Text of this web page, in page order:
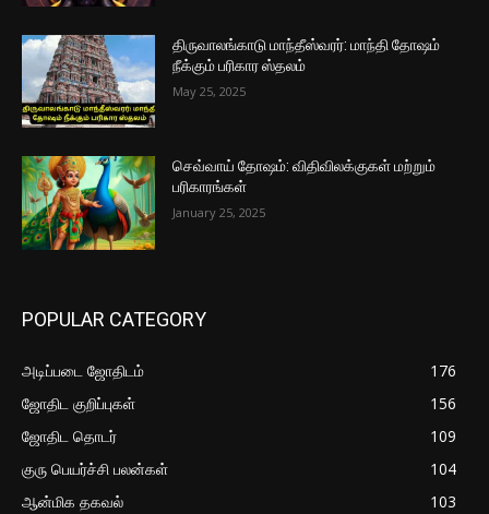
திருவாலங்காடு மாந்தீஸ்வரர்: மாந்தி தோஷம்
நீக்கும் பரிகார ஸ்தலம்
May 25, 2025
செவ்வாய் தோஷம்: விதிவிலக்குகள் மற்றும்
பரிகாரங்கள்
January 25, 2025
POPULAR CATEGORY
அடிப்படை ஜோதிடம்
176
ஜோதிட குறிப்புகள்
156
ஜோதிட தொடர்
109
குரு பெயர்ச்சி பலன்கள்
104
ஆன்மிக தகவல்
103